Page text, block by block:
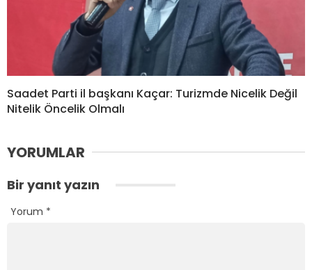
Saadet Parti il başkanı Kaçar: Turizmde Nicelik Değil
Nitelik Öncelik Olmalı
YORUMLAR
Bir yanıt yazın
Yorum *